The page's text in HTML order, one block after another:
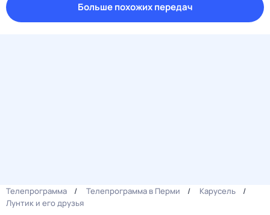
Больше похожих передач
Телепрограмма Телепрограмма в Перми
Карусель
Лунтик и его друзья